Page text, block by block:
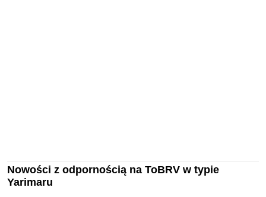
Nowości z odpornością na ToBRV w typie
Yarimaru